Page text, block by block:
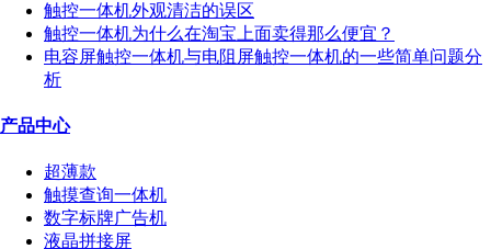
触控一体机外观清洁的误区
触控一体机为什么在淘宝上面卖得那么便宜？
电容屏触控一体机与电阻屏触控一体机的一些简单问题分
析
产品中心
超薄款
触摸查询一体机
数字标牌广告机
液晶拼接屏